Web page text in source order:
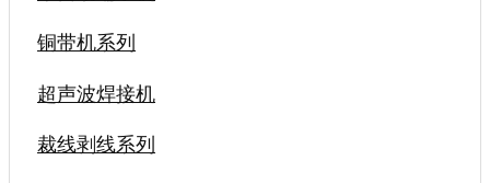
铜带机系列
超声波焊接机
裁线剥线系列